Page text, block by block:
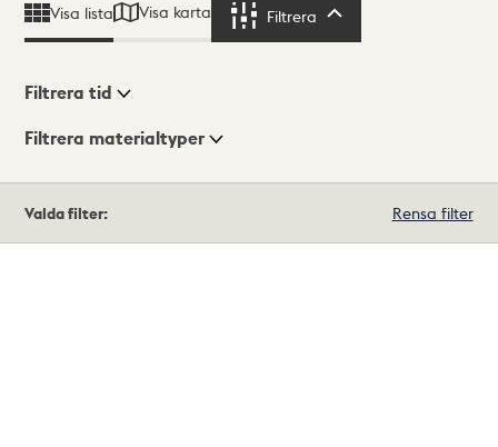
Visa lista Visa karta Filtrera
Visningsläge
Filtrera tid
Filtrera materialtyper
träffar
Valda filter: Rensa filter